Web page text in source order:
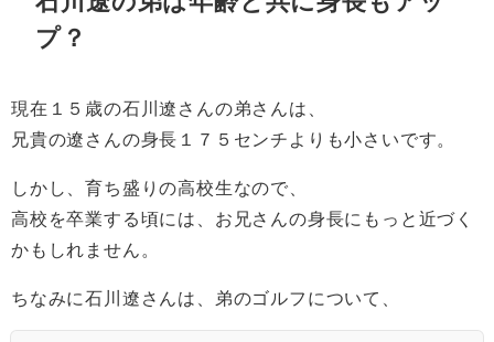
プ？
現在１５歳の石川遼さんの弟さんは、
兄貴の遼さんの身長１７５センチよりも小さいです。
しかし、育ち盛りの高校生なので、
高校を卒業する頃には、お兄さんの身長にもっと近づく
かもしれません。
ちなみに石川遼さんは、弟のゴルフについて、